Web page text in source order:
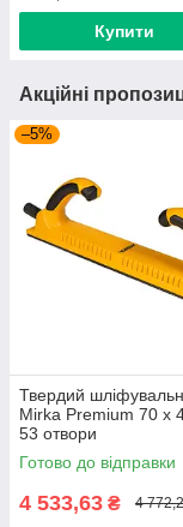
Купити
Акційні
–5%
Твердий
Mirka Premium 70 x
53 отвори
Готово до відправки
4 533,63 ₴ 4